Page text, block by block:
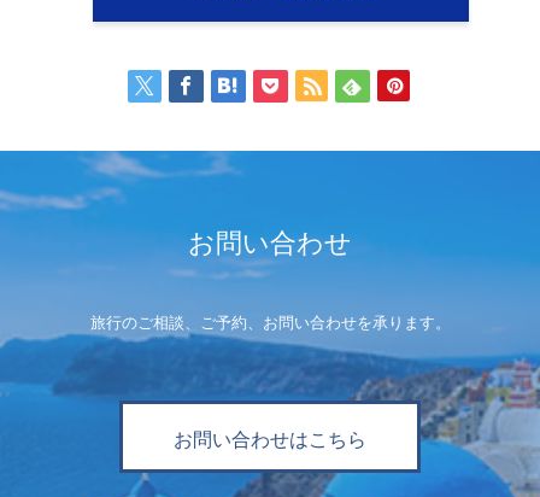
お問い合わせ
旅行のご相談、ご予約、お問い合わせを承ります。
お問い合わせはこちら